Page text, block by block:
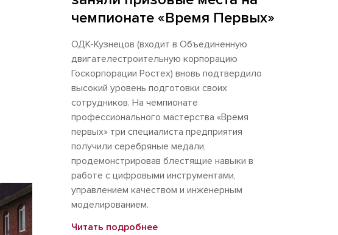
чемпионате «Время Первых»
ОДК-Кузнецов (входит в Объединенную
двигателестроительную корпорацию
Госкорпорации Ростех) вновь подтвердило
высокий уровень подготовки своих
сотрудников. На чемпионате
профессионального мастерства «Время
первых» три специалиста предприятия
получили серебряные медали,
продемонстрировав блестящие навыки в
работе с цифровыми инструментами,
управлением качеством и инженерным
моделированием.
Читать подробнее